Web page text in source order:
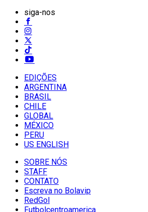
siga-nos
EDIÇÕES
ARGENTINA
BRASIL
CHILE
GLOBAL
MÉXICO
PERU
US ENGLISH
SOBRE NÓS
STAFF
CONTATO
Escreva no Bolavip
RedGol
Futbolcentroamerica